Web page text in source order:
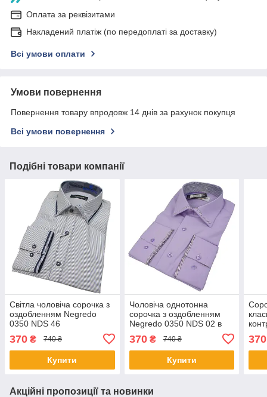
Оплата за реквізитами
Накладений платіж (по передоплаті за доставку)
Всі умови оплати
Умови повернення
Повернення товару впродовж 14 днів за рахунок покупця
Всі умови повернення
Подібні товари компанії
Світла чоловіча сорочка з
оздобленням Negredo
0350 NDS 46
370 ₴ 740 ₴
Купити
Чоловіча однотонна
сорочка з оздобленням
Negredo 0350 NDS 02 в
370₴ 740 ₴
Купити
370
Акційні пропозиції та новинки